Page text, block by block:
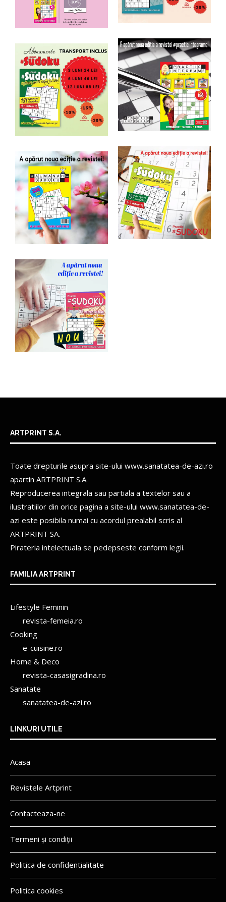
ARTPRINT S.A.
Toate drepturile asupra site-ului www.sanatatea-de-azi.ro
apartin ARTPRINT S.A.
Reproducerea integrala sau partiala a textelor sau a
ilustratiilor din orice pagina a site-ului www.sanatatea-de-
azi este posibila numai cu acordul prealabil scris al
ARTPRINT SA.
Pirateria intelectuala se pedepseste conform legii.
FAMILIA ARTPRINT
Lifestyle Feminin
revista-femeia.ro
Cooking
e-cuisine.ro
Home & Deco
revista-casasigradina.ro
Sanatate
sanatatea-de-azi.ro
LINKURI UTILE
Acasa
Revistele Artprint
Contacteaza-ne
Termeni și condiții
Politica de confidentialitate
Politica cookies